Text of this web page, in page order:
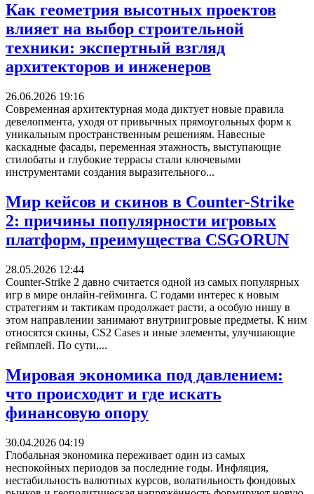
Как геометрия высотных проектов
влияет на выбор строительной
техники: экспертный взгляд
архитекторов и инженеров
26.06.2026 19:16
Современная архитектурная мода диктует новые правила
девелопмента, уходя от привычных прямоугольных форм к
уникальным пространственным решениям. Навесные
каскадные фасады, переменная этажность, выступающие
стилобаты и глубокие террасы стали ключевыми
инструментами создания выразительного...
Мир кейсов и скинов в Counter-Strike
2: причины популярности игровых
платформ, преимущества CSGORUN
28.05.2026 12:44
Counter-Strike 2 давно считается одной из самых популярных
игр в мире онлайн-гейминга. С годами интерес к новым
стратегиям и тактикам продолжает расти, а особую нишу в
этом направлении занимают внутриигровые предметы. К ним
относятся скины, CS2 Cases и иные элементы, улучшающие
геймплей. По сути,...
Мировая экономика под давлением:
что происходит и где искать
финансовую опору
30.04.2026 04:19
Глобальная экономика переживает один из самых
неспокойных периодов за последние годы. Инфляция,
нестабильность валютных курсов, волатильность фондовых